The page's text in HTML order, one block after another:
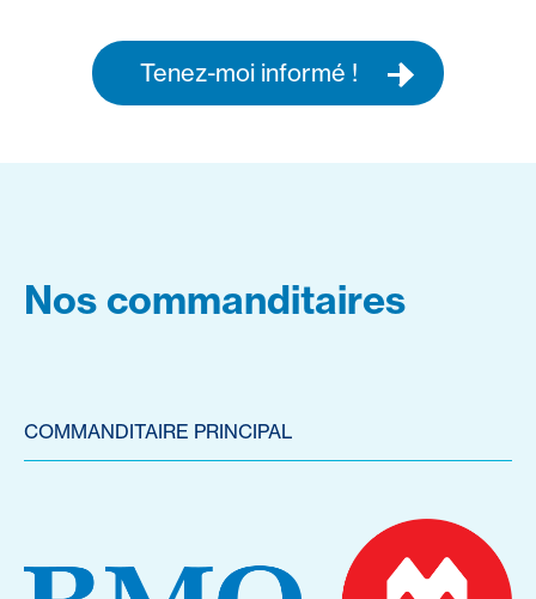
Tenez-moi informé !
Nos commanditaires
COMMANDITAIRE PRINCIPAL